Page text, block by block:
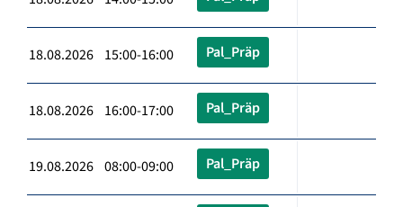
18.08.2026 15:00-16:00 Pal_Präp
18.08.2026 16:00-17:00 Pal_Präp
19.08.2026 08:00-09:00 Pal_Präp